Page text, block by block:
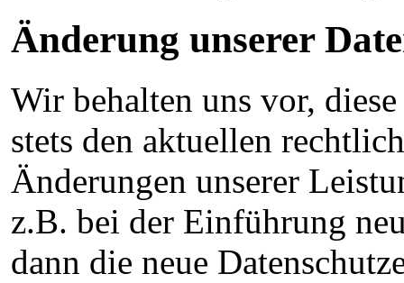
Änderung unserer
Wir behalten uns vor,
stets den aktuellen
Änderungen unserer
z.B. bei der Einführung
dann die neue